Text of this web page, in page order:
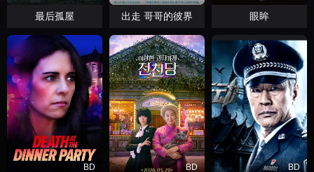
最后孤屋 出走 哥哥的彼界 眼眸
BD BD BD